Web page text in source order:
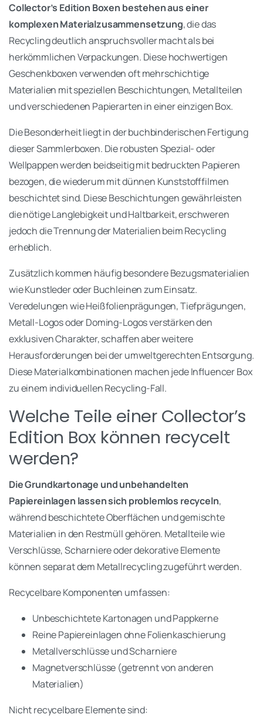
Collector’s Edition Boxen bestehen aus einer
komplexen Materialzusammensetzung, die das
Recycling deutlich anspruchsvoller macht als bei
herkömmlichen Verpackungen. Diese hochwertigen
Geschenkboxen verwenden oft mehrschichtige
Materialien mit speziellen Beschichtungen, Metallteilen
und verschiedenen Papierarten in einer einzigen Box.
Die Besonderheit liegt in der buchbinderischen Fertigung
dieser Sammlerboxen. Die robusten Spezial- oder
Wellpappen werden beidseitig mit bedruckten Papieren
bezogen, die wiederum mit dünnen Kunststofffilmen
beschichtet sind. Diese Beschichtungen gewährleisten
die nötige Langlebigkeit und Haltbarkeit, erschweren
jedoch die Trennung der Materialien beim Recycling
erheblich.
Zusätzlich kommen häufig besondere Bezugsmaterialien
wie Kunstleder oder Buchleinen zum Einsatz.
Veredelungen wie Heißfolienprägungen, Tiefprägungen,
Metall-Logos oder Doming-Logos verstärken den
exklusiven Charakter, schaffen aber weitere
Herausforderungen bei der umweltgerechten Entsorgung.
Diese Materialkombinationen machen jede Influencer Box
zu einem individuellen Recycling-Fall.
Welche Teile einer Collector’s
Edition Box können recycelt
werden?
Die Grundkartonage und unbehandelten
Papiereinlagen lassen sich problemlos recyceln,
während beschichtete Oberflächen und gemischte
Materialien in den Restmüll gehören. Metallteile wie
Verschlüsse, Scharniere oder dekorative Elemente
können separat dem Metallrecycling zugeführt werden.
Recycelbare Komponenten umfassen:
Unbeschichtete Kartonagen und Pappkerne
Reine Papiereinlagen ohne Folienkaschierung
Metallverschlüsse und Scharniere
Magnetverschlüsse (getrennt von anderen
Materialien)
Nicht recycelbare Elemente sind: